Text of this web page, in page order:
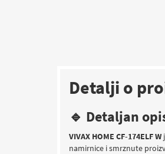
Detalji o
🔹 Detaljan
VIVAX HOME CF-174ELF W
namirnice i smrznute